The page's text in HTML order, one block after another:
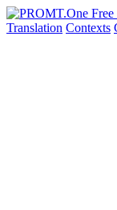
Translation Contexts